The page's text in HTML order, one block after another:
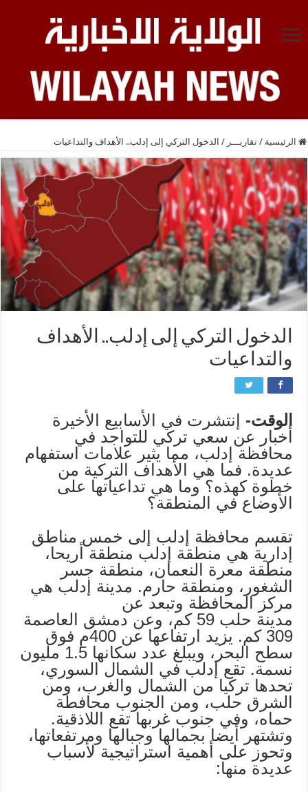
الرئيسية / تقاريـــر / الدخول التركي إلى إدلب.. الأهداف والتداعيات
الدخول التركي إلى إدلب.. الأهداف
والتداعيات
الوقت- إنتشرت في الأسابيع الأخيرة
أخبار عن سعي تركي للتواجد في
محافظة إدلب، مما يثير علامات استفهام
عديدة. فما هي الأهداف التركية من
خطوة كهذه؟ وما هي تداعياتها على
الأوضاع في المنطقة؟
تقسم محافظة إدلب إلى خمس مناطق
إدارية هي منطقة إدلب منطقة أريحا،
منطقة معرة النعمان، منطقة جسر
الشغور، ومنطقة حارم. مدينة إدلب هي
مركز المحافظة وتبعد عن
مدينة حلب 59كم، وعن دمشق العاصمة
309 كم. يزيد ارتفاعها عن 400م فوق
سطح البحر، ويبلغ عدد سكانها 1.5 مليون
نسمة. تقع إدلب في الشمال السوري،
تحدها تركيا من الشمال والغرب، ومن
الشرق حلب، ومن الجنوب محافطة
حماه، وفي جنوب غربها تقع اللاذقية.
وتشتهر أيضا بجمالها وجبالها ومرتفعاتها،
وتحوز على أهمية استراتيجية لأسباب
عديدة منها: